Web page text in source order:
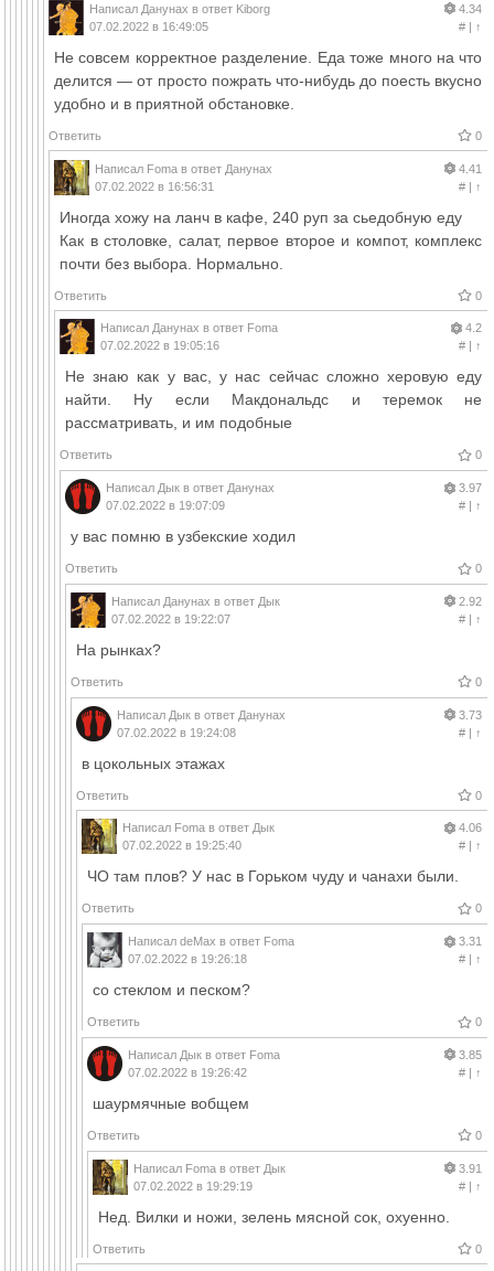
Написал Данунах в ответ Kiborg
07.02.2022 в 16:49:05
4.34
#| ↑
Не совсем корректное разделение. Еда тоже много на что
делится — от просто пожрать что-нибудь до поесть вкусно
удобно и в приятной обстановке.
Ответить 0
Написал Foma в ответ Данунах
07.02.2022 в 16:56:31
4.41
#| ↑
Иногда хожу на ланч в кафе, 240 руп за сьедобную еду
Как в столовке, салат, первое второе и компот, комплекс
почти без выбора. Нормально.
Ответить 0
Написал Данунах в ответ Foma
07.02.2022 в 19:05:16
4.2
#| ↑
Не знаю как у вас, у нас сейчас сложно херовую еду
найти. Ну если Макдональдс и теремок не
рассматривать, и им подобные
Ответить 0
Написал Дык в ответ Данунах
07.02.2022 в 19:07:09
3.97
#| ↑
у вас помню в узбекские ходил
Ответить 0
Написал Данунах в ответ Дык
07.02.2022 в 19:22:07
2.92
#| ↑
На рынках?
Ответить 0
Написал Дык в ответ Данунах
07.02.2022 в 19:24:08
3.73
#| ↑
в цокольных этажах
Ответить 0
Написал Foma в ответ Дык
07.02.2022 в 19:25:40
4.06
#| ↑
ЧО там плов? У нас в Горьком чуду и чанахи были.
Ответить 0
Написал deMax в ответ Foma
07.02.2022 в 19:26:18
3.31
#| ↑
со стеклом и песком?
Ответить 0
Написал Дык в ответ Foma
07.02.2022 в 19:26:42
3.85
#| ↑
шаурмячные вобщем
Ответить 0
Написал Foma в ответ Дык
07.02.2022 в 19:29:19
3.91
#| ↑
Нед. Вилки и ножи, зелень мясной сок, охуенно.
Ответить 0